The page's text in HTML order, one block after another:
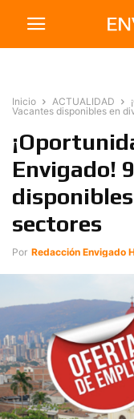
Inicio ACTUALIDAD
Vacantes disponibles en
Envigado!
sectores
Por Redacción Envigado